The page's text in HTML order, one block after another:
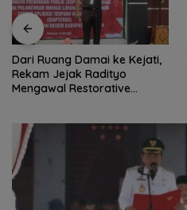
Dari Ruang Damai ke Kejati,
Rekam Jejak Radityo
Mengawal Restorative